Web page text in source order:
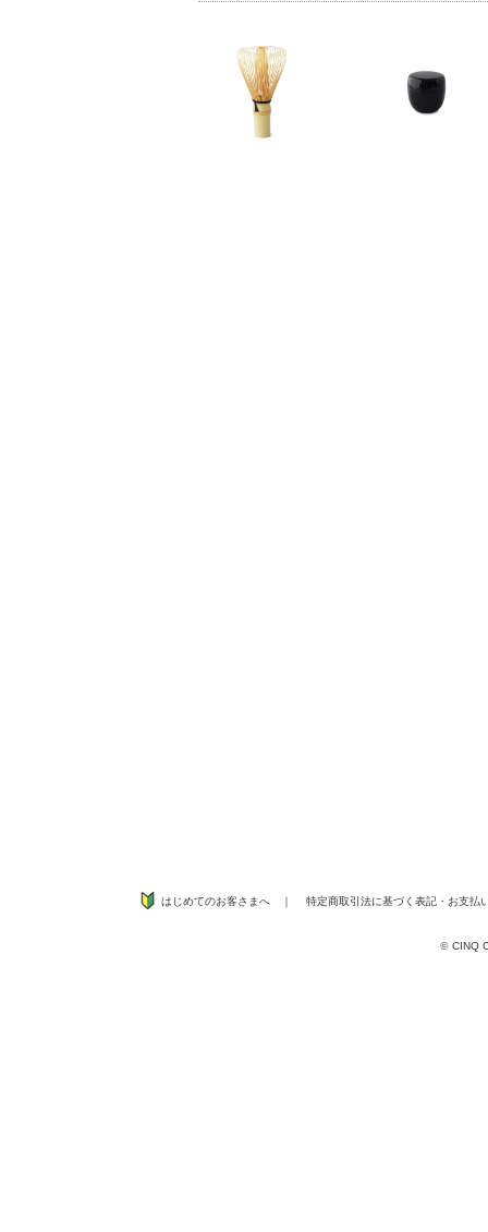
はじめてのお客さまへ ｜ 特定商取引法に基づく表記 ・ お支払
© CINQ